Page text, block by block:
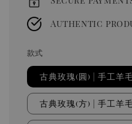
Authentic
款式
古典玫瑰(圓) | 手工羊
古典玫瑰(方) | 手工羊